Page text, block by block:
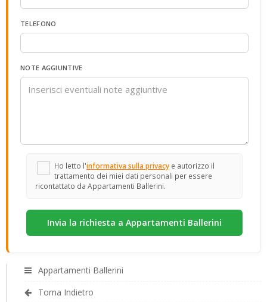
TELEFONO
NOTE AGGIUNTIVE
Ho letto l'informativa sulla privacy e autorizzo il
trattamento dei miei dati personali per essere
ricontattato da Appartamenti Ballerini.
Appartamenti Ballerini
Torna Indietro